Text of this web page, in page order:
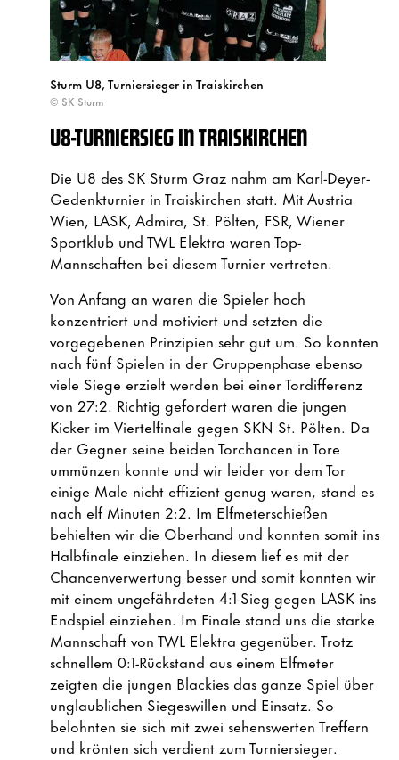
Sturm U8, Turniersieger in Traiskirchen
© SK Sturm
U8-TURNIERSIEG IN TRAISKIRCHEN
Die U8 des SK Sturm Graz nahm am Karl-Deyer-
Gedenkturnier in Traiskirchen statt. Mit Austria
Wien, LASK, Admira, St. Pölten, FSR, Wiener
Sportklub und TWL Elektra waren Top-
Mannschaften bei diesem Turnier vertreten.
Von Anfang an waren die Spieler hoch
konzentriert und motiviert und setzten die
vorgegebenen Prinzipien sehr gut um. So konnten
nach fünf Spielen in der Gruppenphase ebenso
viele Siege erzielt werden bei einer Tordifferenz
von 27:2. Richtig gefordert waren die jungen
Kicker im Viertelfinale gegen SKN St. Pölten. Da
der Gegner seine beiden Torchancen in Tore
ummünzen konnte und wir leider vor dem Tor
einige Male nicht effizient genug waren, stand es
nach elf Minuten 2:2. Im Elfmeterschießen
behielten wir die Oberhand und konnten somit ins
Halbfinale einziehen. In diesem lief es mit der
Chancenverwertung besser und somit konnten wir
mit einem ungefährdeten 4:1-Sieg gegen LASK ins
Endspiel einziehen. Im Finale stand uns die starke
Mannschaft von TWL Elektra gegenüber. Trotz
schnellem 0:1-Rückstand aus einem Elfmeter
zeigten die jungen Blackies das ganze Spiel über
unglaublichen Siegeswillen und Einsatz. So
belohnten sie sich mit zwei sehenswerten Treffern
und krönten sich verdient zum Turniersieger.